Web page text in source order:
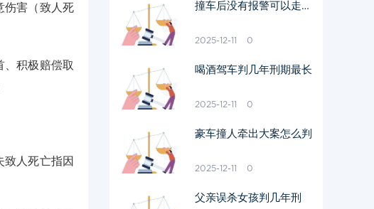
害（致人死
积极赔偿取
人死亡指因
撞车后没有报警可以走保
2025-12-11 0
喝酒驾车判几年刑期最长
2025-12-11 0
豪车撞人牵出大案怎么判
2025-12-11 0
父亲误杀女孩判几年刑